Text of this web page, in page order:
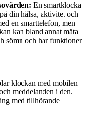
En smartklocka
din hälsa, aktivitet och
en smarttelefon, men
kan bland annat mäta
sömn och har funktioner
klockan med mobilen
meddelanden i den.
med tillhörande